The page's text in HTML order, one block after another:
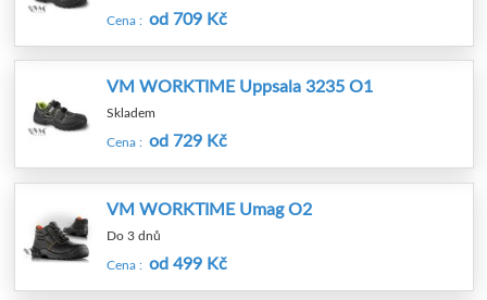
Cena : od 709 Kč
VM WORKTIME Uppsala 3235 O1
Skladem
Cena : od 729 Kč
VM WORKTIME Umag O2
Do 3 dnů
Cena : od 499 Kč